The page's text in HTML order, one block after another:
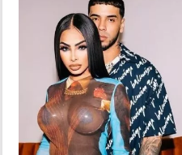
DEPORTES
MUNDO
INSÓLITAS